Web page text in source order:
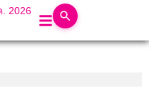
. 2026